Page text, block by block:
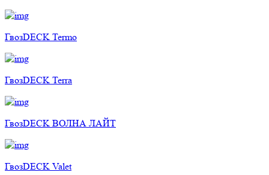
ГвозDECK Termo
ГвозDECK Terra
ГвозDECK ВОЛНА ЛАЙТ
ГвозDECK Valet